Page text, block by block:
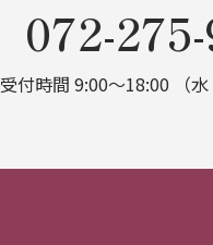
072-
受付時間 9:00～18:00 （水